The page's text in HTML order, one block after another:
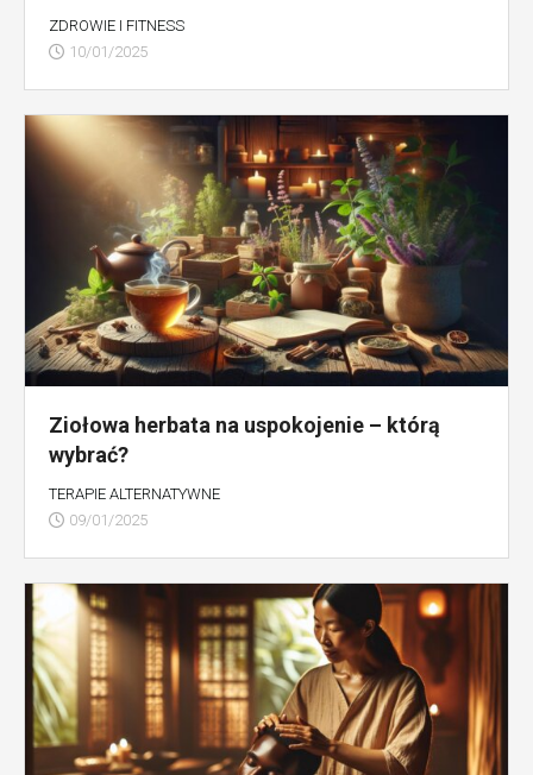
ZDROWIE I FITNESS
10/01/2025
Ziołowa herbata na uspokojenie – którą
wybrać?
TERAPIE ALTERNATYWNE
09/01/2025